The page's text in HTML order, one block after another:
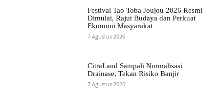
Festival Tao Toba Joujou 2026 Resmi
Dimulai, Rajut Budaya dan Perkuat
Ekonomi Masyarakat
7 Agustus 2026
CitraLand Sampali Normalisasi
Drainase, Tekan Risiko Banjir
7 Agustus 2026